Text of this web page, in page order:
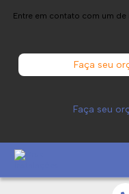
Entre em contato com um de
Faça seu
Faça seu